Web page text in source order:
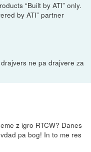
“Built by ATI” only.
by ATI” partner
ne pa drajvere za
z igro RTCW? Danes
pa bog! In to me res